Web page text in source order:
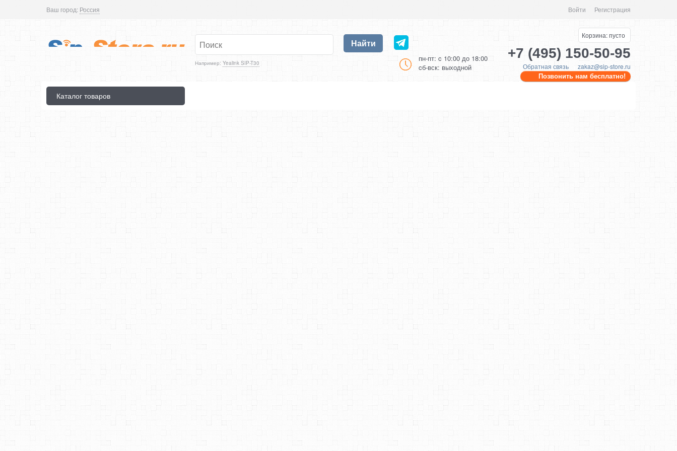
Ваш город: Россия Войти Регистрация
Например: Yealink SIP-T30
Найти
пн-пт: c 10:00 до 18:00
cб-вск: выходной
Корзина:пусто
+7 (495) 150-50-95
Обратная связь zakaz@sip-store.ru
Позвонить нам бесплатно!
Каталог товаров